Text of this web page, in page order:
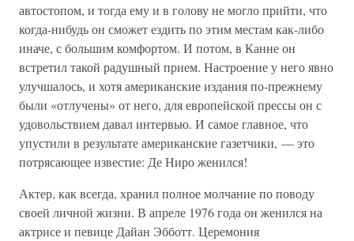
автостопом, и тогда ему и в голову не могло прийти, что
когда-нибудь он сможет ездить по этим местам как-либо
иначе, с большим комфортом. И потом, в Канне он
встретил такой радушный прием. Настроение у него явно
улучшалось, и хотя американские издания по-прежнему
были «отлучены» от него, для европейской прессы он с
удовольствием давал интервью. И самое главное, что
упустили в результате американские газетчики, — это
потрясающее известие: Де Ниро женился!
Актер, как всегда, хранил полное молчание по поводу
своей личной жизни. В апреле 1976 года он женился на
актрисе и певице Дайан Эбботт. Церемония